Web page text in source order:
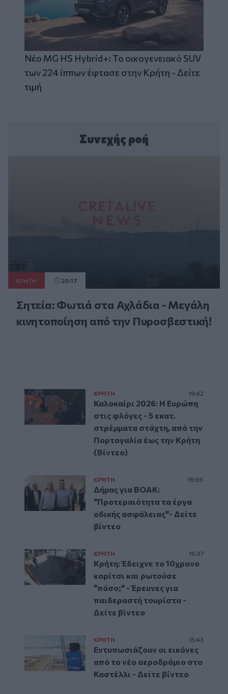
Νέο MG HS Hybrid+: Το οικογενειακό SUV
των 224 ίππων έφτασε στην Κρήτη - Δείτε
τιμή
Συνεχής ροή
ΚΡΗΤΗ 20:17
Σητεία: Φωτιά στα Αχλάδια - Μεγάλη
κινητοποίηση από την Πυροσβεστική!
ΚΡΗΤΗ 19:42
Καλοκαίρι 2026: Η Ευρώπη
στις φλόγες - 5 εκατ.
στρέμματα στάχτη, από την
Πορτογαλία έως την Κρήτη
(Βίντεο)
ΚΡΗΤΗ 18:06
Δήμας για ΒΟΑΚ:
"Προτεραιότητα τα έργα
οδικής ασφάλειας"- Δείτε
βίντεο
ΚΡΗΤΗ 16:37
Κρήτη: Έδειχνε το 10χρονο
κορίτσι και ρωτούσε
"πόσο;" - Έρευνες για
παιδεραστή τουρίστα -
Δείτε βίντεο
ΚΡΗΤΗ 15:43
Εντυπωσιάζουν οι εικόνες
από το νέο αεροδρόμιο στο
Καστέλλι - Δείτε βίντεο